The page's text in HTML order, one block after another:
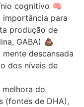
cognitivo 🧠
para
produção de
GABA) 💩
descansada
dos níveis de
do
(fontes de DHA),